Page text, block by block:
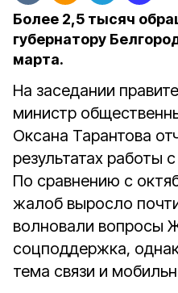
Более 2,5 тысяч
губернатору
марта.
На заседании
министр
Оксана Тарантова
результатах работы
По сравнению с
жалоб выросло
волновали вопросы
соцподдержка,
тема связи и